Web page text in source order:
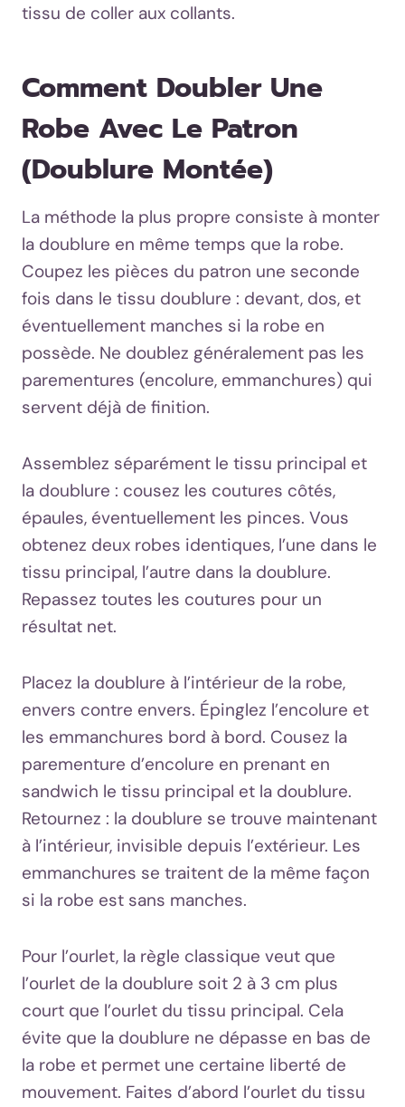
tissu de coller aux collants.
Comment Doubler Une
Robe Avec Le Patron
(doublure Montée)
La méthode la plus propre consiste à monter
la doublure en même temps que la robe.
Coupez les pièces du patron une seconde
fois dans le tissu doublure : devant, dos, et
éventuellement manches si la robe en
possède. Ne doublez généralement pas les
parementures (encolure, emmanchures) qui
servent déjà de finition.
Assemblez séparément le tissu principal et
la doublure : cousez les coutures côtés,
épaules, éventuellement les pinces. Vous
obtenez deux robes identiques, l’une dans le
tissu principal, l’autre dans la doublure.
Repassez toutes les coutures pour un
résultat net.
Placez la doublure à l’intérieur de la robe,
envers contre envers. Épinglez l’encolure et
les emmanchures bord à bord. Cousez la
parementure d’encolure en prenant en
sandwich le tissu principal et la doublure.
Retournez : la doublure se trouve maintenant
à l’intérieur, invisible depuis l’extérieur. Les
emmanchures se traitent de la même façon
si la robe est sans manches.
Pour l’ourlet, la règle classique veut que
l’ourlet de la doublure soit 2 à 3 cm plus
court que l’ourlet du tissu principal. Cela
évite que la doublure ne dépasse en bas de
la robe et permet une certaine liberté de
mouvement. Faites d’abord l’ourlet du tissu